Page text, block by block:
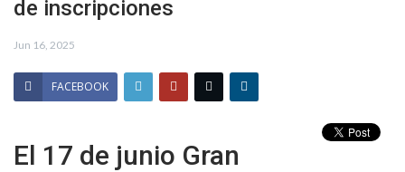
de inscripciones
Jun 16, 2025
FACEBOOK
El 17 de junio Gran